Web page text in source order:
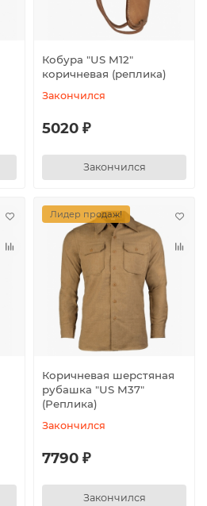
Кобура "US M12"
коричневая (реплика)
Закончился
5020 ₽
Закончился
Лидер продаж!
Коричневая шерстяная
рубашка "US M37"
(Реплика)
Закончился
7790 ₽
Закончился